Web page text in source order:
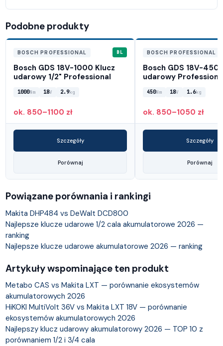
Podobne produkty
BOSCH PROFESSIONAL BL
Bosch GDS 18V-1000 Klucz
udarowy 1/2" Professional
1000Nm 18V 2.9kg
ok. 850–1100 zł
Szczegóły
Porównaj
BOSCH PROFESSIONAL
Bosch GDS 18V-450
udarowy
450Nm 18V 1.6kg
ok. 850–1050 zł
Szczegóły
Porównaj
Powiązane porównania i rankingi
Makita DHP484 vs DeWalt DCD800
Najlepsze klucze udarowe 1/2 cala akumulatorowe 2026 —
ranking
Najlepsze klucze udarowe akumulatorowe 2026 — ranking
Artykuły wspominające ten produkt
Metabo CAS vs Makita LXT — porównanie ekosystemów
akumulatorowych 2026
HiKOKI MultiVolt 36V vs Makita LXT 18V — porównanie
ekosystemów akumulatorowych 2026
Najlepszy klucz udarowy akumulatorowy 2026 — TOP 10 z
porównaniem 1/2 i 3/4 cala